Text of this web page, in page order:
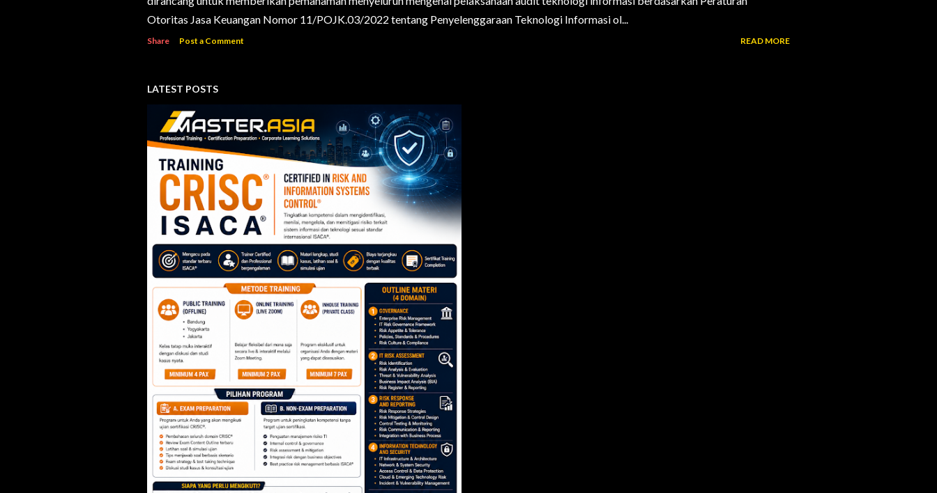
Otoritas Jasa Keuangan Nomor 11/POJK.03/2022 tentang Penyelenggaraan Teknologi Informasi ol...
Share Post a Comment READ MORE
LATEST POSTS